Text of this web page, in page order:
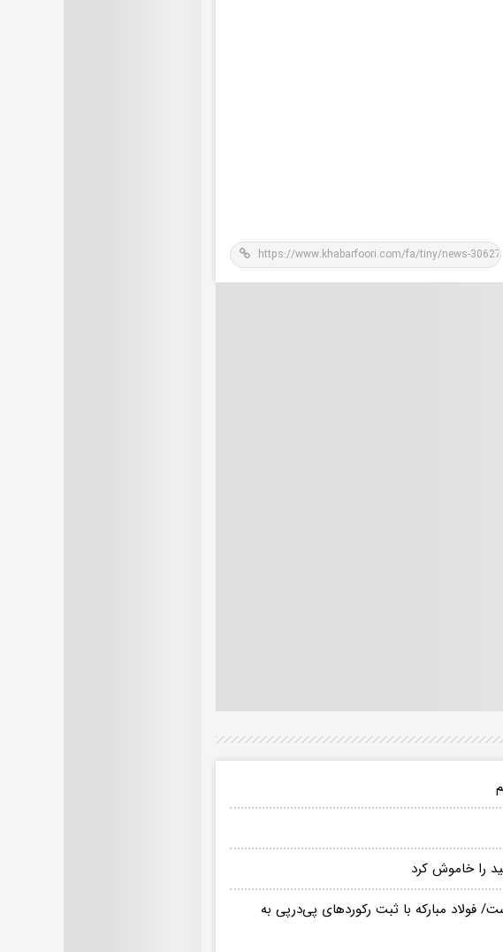
است/ فولاد مبارکه با ثبت رکوردهای پی‌درپی به